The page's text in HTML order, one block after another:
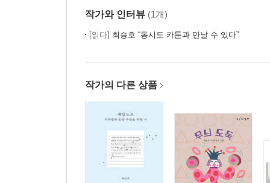
작가와 인터뷰 (1개)
[읽다] 최승호 “동시도 카툰과 만날 수 있다”
작가의 다른 상품